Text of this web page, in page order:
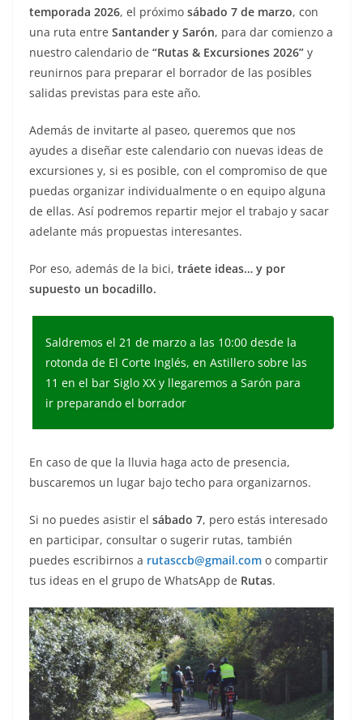
temporada 2026, el próximo sábado 7 de marzo, con
una ruta entre Santander y Sarón, para dar comienzo a
nuestro calendario de “Rutas & Excursiones 2026” y
reunirnos para preparar el borrador de las posibles
salidas previstas para este año.
Además de invitarte al paseo, queremos que nos
ayudes a diseñar este calendario con nuevas ideas de
excursiones y, si es posible, con el compromiso de que
puedas organizar individualmente o en equipo alguna
de ellas. Así podremos repartir mejor el trabajo y sacar
adelante más propuestas interesantes.
Por eso, además de la bici, tráete ideas… y por
supuesto un bocadillo.
Saldremos el 21 de marzo a las 10:00 desde la
rotonda de El Corte Inglés, en Astillero sobre las
11 en el bar Siglo XX y llegaremos a Sarón para
ir preparando el borrador
En caso de que la lluvia haga acto de presencia,
buscaremos un lugar bajo techo para organizarnos.
Si no puedes asistir el sábado 7, pero estás interesado
en participar, consultar o sugerir rutas, también
puedes escribirnos a rutasccb@gmail.com o compartir
tus ideas en el grupo de WhatsApp de Rutas.